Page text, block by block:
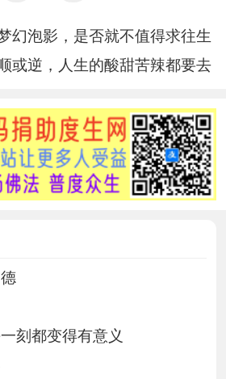
幻泡影，是否就不值得求往生
或逆，人生的酸甜苦辣都要去
刻都变得有意义